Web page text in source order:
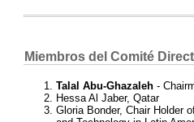
Miembros del Comité
Talal Abu-Ghazaleh-
Hessa Al Jaber, Qatar
Gloria Bonder, Chair Holder